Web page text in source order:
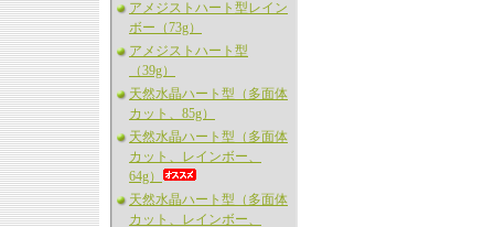
アメジストハート型レイン
ボー（73g）
アメジストハート型
（39g）
天然水晶ハート型（多面体
カット、85g）
天然水晶ハート型（多面体
カット、レインボー、
64g）
天然水晶ハート型（多面体
カット、レインボー、